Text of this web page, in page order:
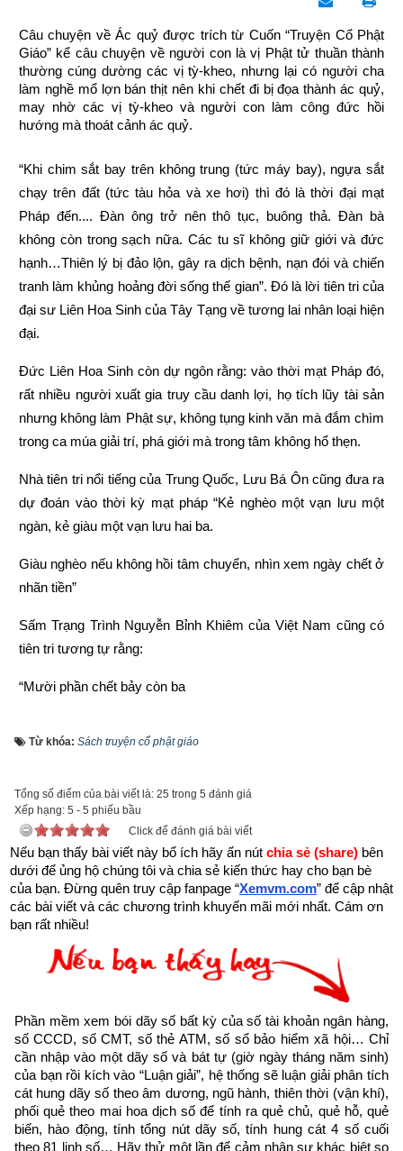
Câu chuyện về Ác quỷ được trích từ Cuốn “Truyện Cổ Phật
Giáo” kể câu chuyện về người con là vị Phật tử thuần thành
thường cúng dường các vị tỳ-kheo, nhưng lại có người cha
làm nghề mổ lợn bán thịt nên khi chết đi bị đọa thành ác quỷ,
may nhờ các vị tỳ-kheo và người con làm công đức hồi
hướng mà thoát cảnh ác quỷ.
“Khi chim sắt bay trên không trung (tức máy bay), ngựa sắt
chạy trên đất (tức tàu hỏa và xe hơi) thì đó là thời đại mạt
Pháp đến.... Đàn ông trở nên thô tục, buông thả. Đàn bà
không còn trong sạch nữa. Các tu sĩ không giữ giới và đức
hạnh…Thiên lý bị đảo lộn, gây ra dịch bệnh, nạn đói và chiến
tranh làm khủng hoảng đời sống thế gian”. Đó là lời tiên tri của
đại sư Liên Hoa Sinh của Tây Tạng về tương lai nhân loại hiện
đại.
Đức Liên Hoa Sinh còn dự ngôn rằng: vào thời mạt Pháp đó,
rất nhiều người xuất gia truy cầu danh lợi, họ tích lũy tài sản
nhưng không làm Phật sự, không tụng kinh văn mà đắm chìm
trong ca múa giải trí, phá giới mà trong tâm không hổ thẹn.
Nhà tiên tri nổi tiếng của Trung Quốc, Lưu Bá Ôn cũng đưa ra
dự đoán vào thời kỳ mạt pháp “Kẻ nghèo một vạn lưu một
ngàn, kẻ giàu một vạn lưu hai ba.
Giàu nghèo nếu không hồi tâm chuyển, nhìn xem ngày chết ở
nhãn tiền”
Sấm Trạng Trình Nguyễn Bỉnh Khiêm của Việt Nam cũng có
tiên tri tương tự rằng:
“Mười phần chết bảy còn ba
được xem.
Trên đời có người hành Đại Thiện, gặp kiếp nạn này cũng bình
an”
Từ khóa: Sách truyện cổ phật giáo
Tổng số điểm của bài viết là: 25 trong 5 đánh giá
Xếp hạng: 5 - 5 phiếu bầu
Click để đánh giá bài viết
Nếu bạn thấy bài viết này bổ ích hãy ấn nút chia sẻ (share) bên
dưới để ủng hộ chúng tôi và chia sẻ kiến thức hay cho bạn bè
của bạn. Đừng quên truy cập fanpage “Xemvm.com” để cập nhật
các bài viết và các chương trình khuyến mãi mới nhất. Cám ơn
bạn rất nhiều!
Phần mềm xem bói dãy số bất kỳ của số tài khoản ngân hàng,
số CCCD, số CMT, số thẻ ATM, số sổ bảo hiểm xã hội… Chỉ
cần nhập vào một dãy số và bát tự (giờ ngày tháng năm sinh)
của bạn rồi kích vào “Luận giải”, hệ thống sẽ luận giải phân tích
cát hung dãy số theo âm dương, ngũ hành, thiên thời (vận khí),
phối quẻ theo mai hoa dịch số để tính ra quẻ chủ, quẻ hỗ, quẻ
biến, hào động, tính tổng nút dãy số, tính hung cát 4 số cuối
theo 81 linh số… Hãy thử một lần để cảm nhận sự khác biệt so